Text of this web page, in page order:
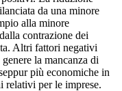
da una minore
alla minore
contrazione dei
Altri fattori negativi
la mancanza di
più economiche in
relativi per le imprese.